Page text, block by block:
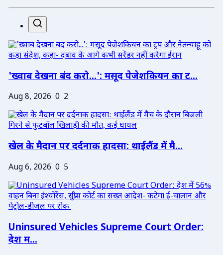
'ख्वाब देखना बंद करो...': मसूद पेजेशकियन का ट...
Aug 8, 2026 0 2
खेल के मैदान पर दर्दनाक हादसा: थाईलैंड में मै...
Aug 6, 2026 0 5
Uninsured Vehicles Supreme Court Order:
देश म...